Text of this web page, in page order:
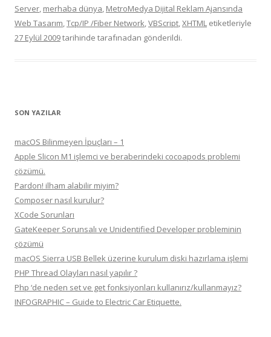
Server, merhaba dünya, MetroMedya Dijital Reklam Ajansında
Web Tasarım,Tcp/IP /Fiber Network,VBScript,XHTML etiketleriyle
27 Eylül 2009tarihinde tarafınadan gönderildi.
SON YAZILAR
macOS Bilinmeyen İpuçları – 1
Apple Slicon M1 işlemci ve beraberindeki cocoapods problemi
çözümü.
Pardon! ilham alabilir miyim?
Composer nasıl kurulur?
XCode Sorunları
GateKeeper Sorunsalı ve Unidentified Developer probleminin
çözümü
macOS Sierra USB Bellek üzerine kurulum diski hazırlama işlemi
PHP Thread Olayları nasıl yapılır ?
Php ‘de neden set ve get fonksiyonları kullanırız/kullanmayız?
INFOGRAPHIC – Guide to Electric Car Etiquette.